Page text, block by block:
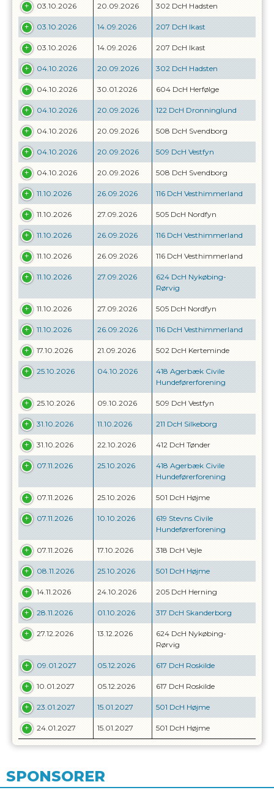
03.10.2026 20.09.2026 302 DcH Hadsten
03.10.2026 14.09.2026 207 DcH Ikast
03.10.2026 14.09.2026 207 DcH Ikast
04.10.2026 20.09.2026 302 DcH Hadsten
04.10.2026 30.01.2026 604 DcH Herfølge
04.10.2026 20.09.2026 122 DcH Dronninglund
04.10.2026 20.09.2026 508 DcH Svendborg
04.10.2026 20.09.2026 509 DcH Vestfyn
04.10.2026 20.09.2026 508 DcH Svendborg
11.10.2026 26.09.2026 116 DcH Vesthimmerland
11.10.2026 27.09.2026 505 DcH Nordfyn
11.10.2026 26.09.2026 116 DcH Vesthimmerland
11.10.2026 26.09.2026 116 DcH Vesthimmerland
11.10.2026 27.09.2026
624 DcH Nykøbing-
Rørvig
11.10.2026 27.09.2026 505 DcH Nordfyn
11.10.2026 26.09.2026 116 DcH Vesthimmerland
17.10.2026 21.09.2026 502 DcH Kerteminde
25.10.2026 04.10.2026
418 Agerbæk Civile
Hundeførerforening
25.10.2026 09.10.2026 509 DcH Vestfyn
31.10.2026 11.10.2026 211 DcH Silkeborg
31.10.2026 22.10.2026 412 DcH Tønder
07.11.2026 25.10.2026
418 Agerbæk Civile
Hundeførerforening
07.11.2026 25.10.2026 501 DcH Højme
07.11.2026 10.10.2026
619 Stevns Civile
Hundeførerforening
07.11.2026 17.10.2026 318 DcH Vejle
08.11.2026 25.10.2026 501 DcH Højme
14.11.2026 24.10.2026 205 DcH Herning
28.11.2026 01.10.2026 317 DcH Skanderborg
27.12.2026 13.12.2026
624 DcH Nykøbing-
Rørvig
09.01.2027 05.12.2026 617 DcH Roskilde
10.01.2027 05.12.2026 617 DcH Roskilde
23.01.2027 15.01.2027 501 DcH Højme
24.01.2027 15.01.2027 501 DcH Højme
SPONSORER